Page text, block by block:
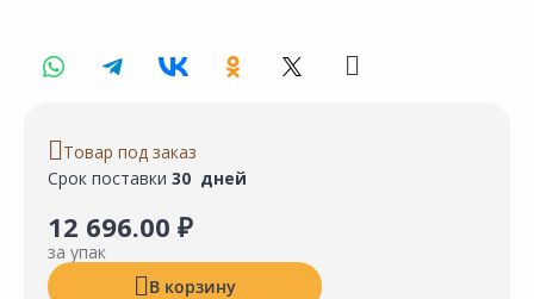
Товар под заказ
Срок поставки 30 дней
12 696.00 ₽
за упак
В корзину